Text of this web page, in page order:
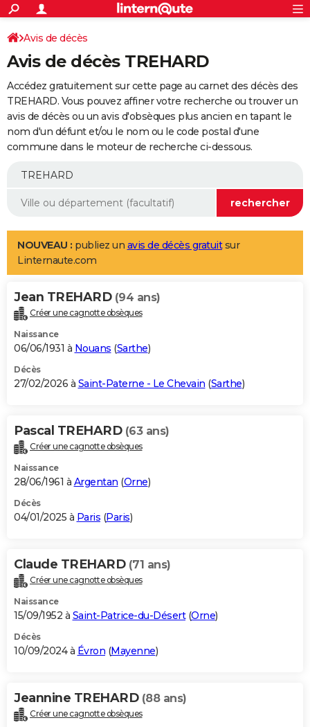
ACTUALITÉS
Politique
Société
Faits Divers
Education
Monde
Villes
+
SPORT
Coupe du monde 2026
Football
Tennis
Cyclisme
Rugby
Forum
Programme TV
TNT
Streaming
Cinéma
Sorties cinéma
Musique
+
FINANCE
Retraite
Epargne
Immobilier
Risques naturels par ville
Banque
Assurance
AUTO
Essais
Réserver un essai
Citadines
Berlines
SUV
Forum auto
+
Mobiles
Meilleur smartphone
Internet
Ordinateurs
Jeux vidéo
Guide high-tech
Aménagement intérieur
LIFESTYLE
Art de vivre
Bien-être
Loisirs
Mode
Modes de vie
Alimentation
Guide de la santé
Maladies
Médicaments
Sommeil
VOYAGE
Destinations
City break
Voyage nature
Voyage de noces
Forum
Climat
+PHOTO
GUIDES D'ACHAT
BONS PLANS
Carte de Noël
Carte Bonne année
Carte Saint-Valentin
Carte Pâques
Carte d'anniversaire
DICTIONNAIRE
Dictionnaire
Biographies
Citations
Expressions
Proverbes
PROGRAMME TV
S'inscrire
Se connecter
Lycées
Collèges
Primaires
Universités
Entreprises
Service militaire
Avis de recherche
AVIS DE DÉCÈS
Bricolage
Lifestyle
Culture
Sport
Auto
Television
Voyage
Cinema
Avis de décès
Avis de décès TREHARD
Accédez gratuitement sur cette page au carnet des décès des
TREHARD. Vous pouvez affiner votre recherche ou trouver un
avis de décès ou un avis d'obsèques plus ancien en tapant le
nom d'un défunt et/ou le nom ou le code postal d'une
commune dans le moteur de recherche ci-dessous.
NOUVEAU : publiez un avis de décès gratuitsur
Linternaute.com
Jean TREHARD (94 ans)
Créer une cagnotte obsèques
Naissance
06/06/1931 à Nouans (Sarthe)
Décès
27/02/2026 à Saint-Paterne - Le Chevain (Sarthe)
Pascal TREHARD (63 ans)
Créer une cagnotte obsèques
Naissance
28/06/1961 à Argentan (Orne)
Décès
04/01/2025 à Paris (Paris)
Claude TREHARD (71 ans)
Créer une cagnotte obsèques
Naissance
15/09/1952 à Saint-Patrice-du-Désert(Orne)
Décès
10/09/2024 à Évron (Mayenne)
Jeannine TREHARD (88 ans)
Créer une cagnotte obsèques